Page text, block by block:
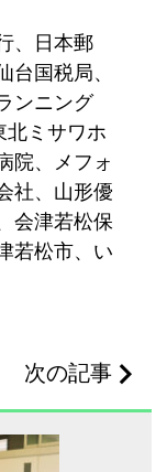
、日本郵
台国税局、
ンニング
北ミサワホ
院、メフォ
社、山形優
会津若松保
若松市、い
次の記事